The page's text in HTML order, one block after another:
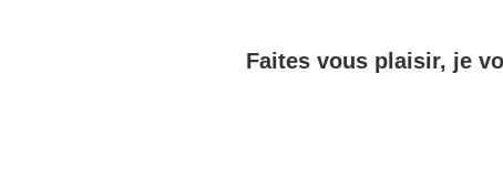
Faites vous plaisir, je